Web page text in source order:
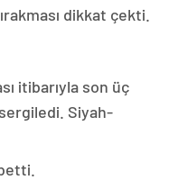
dikkat çekti.
itibarıyla son üç
Siyah-